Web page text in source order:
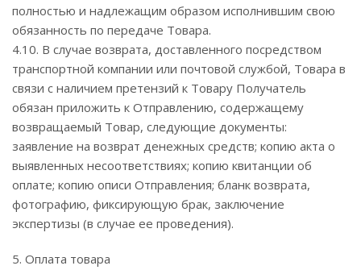
полностью и надлежащим образом исполнившим свою
обязанность по передаче Товара.
4.10. В случае возврата, доставленного посредством
транспортной компании или почтовой службой, Товара в
связи с наличием претензий к Товару Получатель
обязан приложить к Отправлению, содержащему
возвращаемый Товар, следующие документы:
заявление на возврат денежных средств; копию акта о
выявленных несоответствиях; копию квитанции об
оплате; копию описи Отправления; бланк возврата,
фотографию, фиксирующую брак, заключение
экспертизы (в случае ее проведения).
5. Оплата товара